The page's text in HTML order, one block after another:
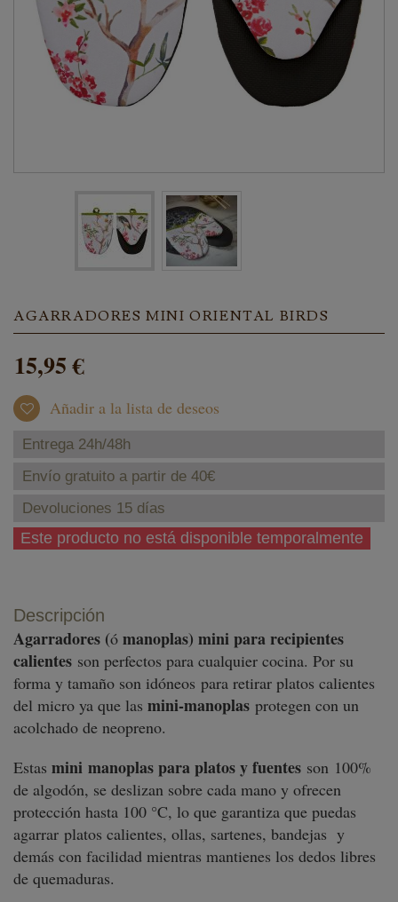
AGARRADORES MINI ORIENTAL BIRDS
15,95 €
Añadir a la lista de deseos
Entrega 24h/48h
Envío gratuito a partir de 40€
Devoluciones 15 días
Este producto no está disponible temporalmente
Descripción
Agarradores (ó manoplas) mini para recipientes
calientes son perfectos para cualquier cocina. Por su
forma y tamaño son idóneos para retirar platos calientes
del micro ya que las mini-manoplas protegen con un
acolchado de neopreno.
Estas mini manoplas para platos y fuentes son 100%
de algodón, se deslizan sobre cada mano y ofrecen
protección hasta 100 °C, lo que garantiza que puedas
agarrar platos calientes, ollas, sartenes, bandejas y
demás con facilidad mientras mantienes los dedos libres
de quemaduras.